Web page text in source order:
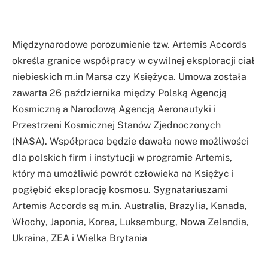
Międzynarodowe porozumienie tzw. Artemis Accords
określa granice współpracy w cywilnej eksploracji ciał
niebieskich m.in Marsa czy Księżyca. Umowa została
zawarta 26 października między Polską Agencją
Kosmiczną a Narodową Agencją Aeronautyki i
Przestrzeni Kosmicznej Stanów Zjednoczonych
(NASA). Współpraca będzie dawała nowe możliwości
dla polskich firm i instytucji w programie Artemis,
który ma umożliwić powrót człowieka na Księżyc i
pogłębić eksplorację kosmosu. Sygnatariuszami
Artemis Accords są m.in. Australia, Brazylia, Kanada,
Włochy, Japonia, Korea, Luksemburg, Nowa Zelandia,
Ukraina, ZEA i Wielka Brytania